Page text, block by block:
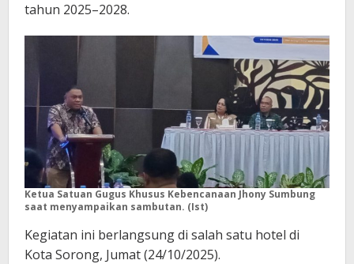
tahun 2025–2028.
Ketua Satuan Gugus Khusus Kebencanaan Jhony Sumbung
saat menyampaikan sambutan. (Ist)
Kegiatan ini berlangsung di salah satu hotel di
Kota Sorong, Jumat (24/10/2025).